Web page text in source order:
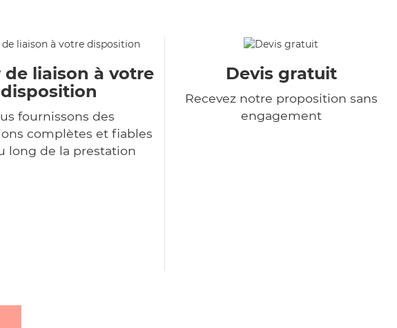
de liaison à votre
disposition
fournissons des
complètes et fiables
long de la prestation
Devis gratuit
Recevez notre proposition sans
engagement